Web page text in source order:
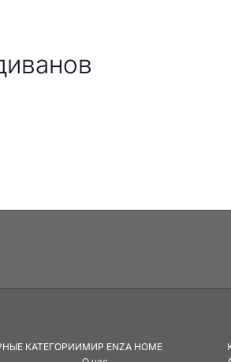
КАТЕГОРИИМИР ENZA HOME